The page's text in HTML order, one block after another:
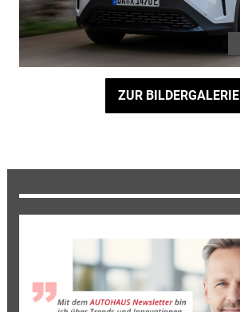
ZUR BILDERGALERIE